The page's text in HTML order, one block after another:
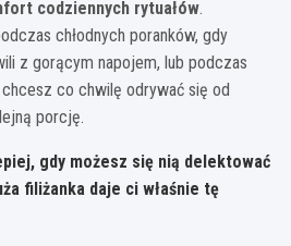
codziennych rytuałów.
chłodnych poranków, gdy
z gorącym napojem, lub podczas
co chwilę odrywać się od
porcję.
gdy możesz się nią delektować
filiżanka daje ci właśnie tę